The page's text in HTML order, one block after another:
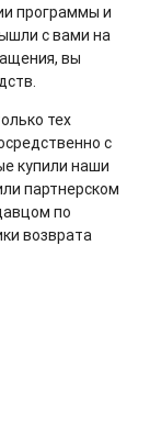
программы и
с вами на
вы
тех
с
купили наши
партнерском
по
возврата